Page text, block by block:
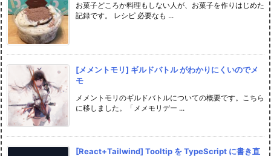
お菓子どころか料理もしない人が、お菓子を作りはじめた
記録です。 レシピ 必要なも ...
[メメントモリ] ギルドバトル がわかりにくいのでメ
モ
メメントモリのギルドバトルについての概要です。こちら
に移しました。「メメモリデー ...
[React+Tailwind] Tooltip を TypeScript に書き直